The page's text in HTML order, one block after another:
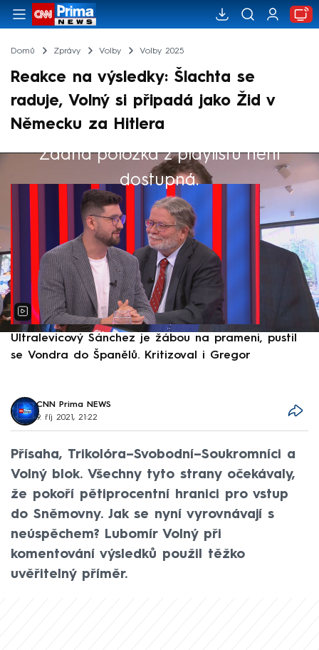
Domů Zprávy Volby Volby 2025
Reakce na výsledky: Šlachta se
raduje, Volný si připadá jako Žid v
Německu za Hitlera
Žádná položka z playlistu není
dostupná.
Výběr redakce
Ultralevicový Sánchez je žábou na prameni, pustil
se Vondra do Španělů. Kritizoval i Gregor
CNN Prima NEWS
9. říj 2021, 21:22
Přísaha, Trikolóra–Svobodní–Soukromníci a
Volný blok. Všechny tyto strany očekávaly,
že pokoří pětiprocentní hranici pro vstup
do Sněmovny. Jak se nyní vyrovnávají s
neúspěchem? Lubomír Volný při
komentování výsledků použil těžko
uvěřitelný příměr.